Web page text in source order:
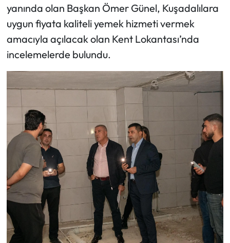
yanında olan Başkan Ömer Günel, Kuşadalılara
uygun fiyata kaliteli yemek hizmeti vermek
amacıyla açılacak olan Kent Lokantası’nda
incelemelerde bulundu.